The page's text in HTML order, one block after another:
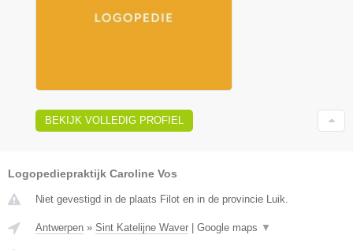
BEKIJK VOLLEDIG PROFIEL
Logopediepraktijk Caroline Vos
Niet gevestigd in de plaats Filot en in de provincie Luik.
Antwerpen » Sint Katelijne Waver Google maps ▼